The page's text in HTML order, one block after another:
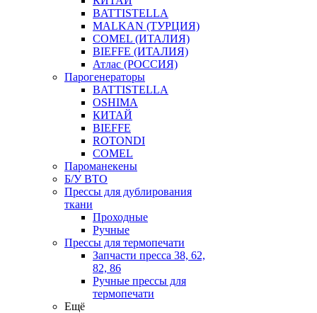
BATTISTELLA
MALKAN (ТУРЦИЯ)
COMEL (ИТАЛИЯ)
BIEFFE (ИТАЛИЯ)
Атлас (РОССИЯ)
Парогенераторы
BATTISTELLA
OSHIMA
КИТАЙ
BIEFFE
ROTONDI
COMEL
Пароманекены
Б/У ВТО
Прессы для дублирования
ткани
Проходные
Ручные
Прессы для термопечати
Запчасти пресса 38, 62,
82, 86
Ручные прессы для
термопечати
Ещё